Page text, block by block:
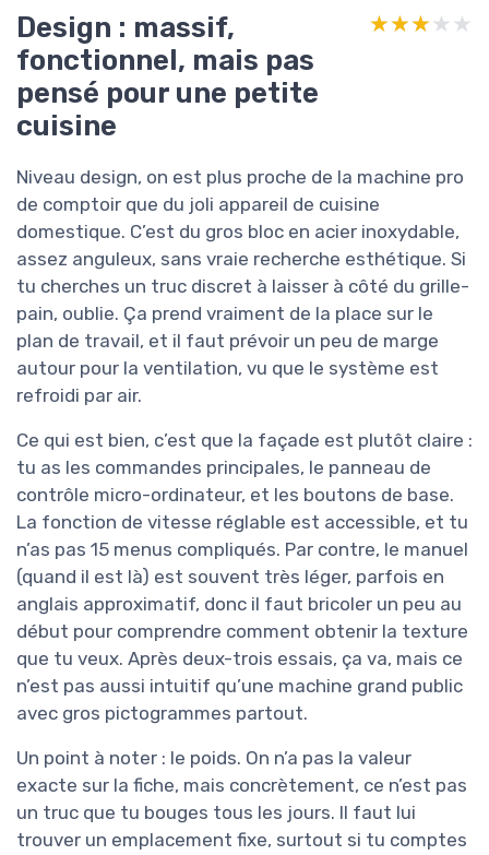
Design : massif,
fonctionnel, mais pas
pensé pour une petite
cuisine
★★★★★
★★★★★
Niveau design, on est plus proche de la machine pro
de comptoir que du joli appareil de cuisine
domestique. C’est du gros bloc en acier inoxydable,
assez anguleux, sans vraie recherche esthétique. Si
tu cherches un truc discret à laisser à côté du grille-
pain, oublie. Ça prend vraiment de la place sur le
plan de travail, et il faut prévoir un peu de marge
autour pour la ventilation, vu que le système est
refroidi par air.
Ce qui est bien, c’est que la façade est plutôt claire :
tu as les commandes principales, le panneau de
contrôle micro-ordinateur, et les boutons de base.
La fonction de vitesse réglable est accessible, et tu
n’as pas 15 menus compliqués. Par contre, le manuel
(quand il est là) est souvent très léger, parfois en
anglais approximatif, donc il faut bricoler un peu au
début pour comprendre comment obtenir la texture
que tu veux. Après deux-trois essais, ça va, mais ce
n’est pas aussi intuitif qu’une machine grand public
avec gros pictogrammes partout.
Un point à noter : le poids. On n’a pas la valeur
exacte sur la fiche, mais concrètement, ce n’est pas
un truc que tu bouges tous les jours. Il faut lui
trouver un emplacement fixe, surtout si tu comptes